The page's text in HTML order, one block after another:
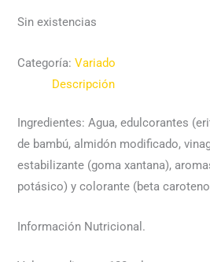
Sin existencias
Categoría:Variado
Descripción
Ingredientes: Agua, edulcorantes
de bambú, almidón modificado,
estabilizante (goma xantana),
potásico) y colorante (beta
Información Nutricional.